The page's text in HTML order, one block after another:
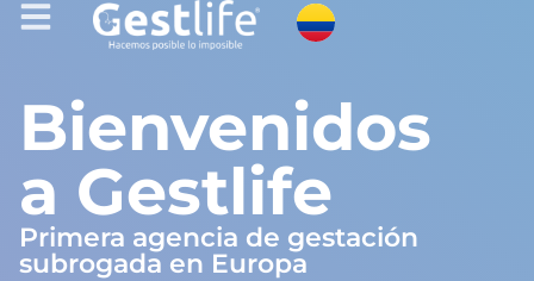
Bienvenidos
a Gestlife
Primera agencia de gestación
subrogada en Europa